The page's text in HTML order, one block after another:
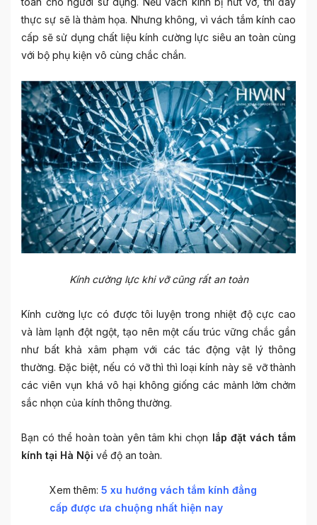
thực sự sẽ là thảm họa. Nhưng không, vì vách tắm kính cao
cấp sẽ sử dụng chất liệu kính cường lực siêu an toàn cùng
với bộ phụ kiện vô cùng chắc chắn.
Kính cường lực khi vỡ cũng rất an toàn
Kính cường lực có được tôi luyện trong nhiệt độ cực cao
và làm lạnh đột ngột, tạo nên một cấu trúc vững chắc gần
như bất khả xâm phạm với các tác động vật lý thông
thường. Đặc biệt, nếu có vỡ thì thì loại kính này sẽ vỡ thành
các viên vụn khá vô hại không giống các mảnh lởm chởm
sắc nhọn của kính thông thường.
Bạn có thể hoàn toàn yên tâm khi chọn lắp đặt vách tắm
kính tại Hà Nội về độ an toàn.
Xem thêm: 5 xu hướng vách tắm kính đẳng
cấp được ưa chuộng nhất hiện nay